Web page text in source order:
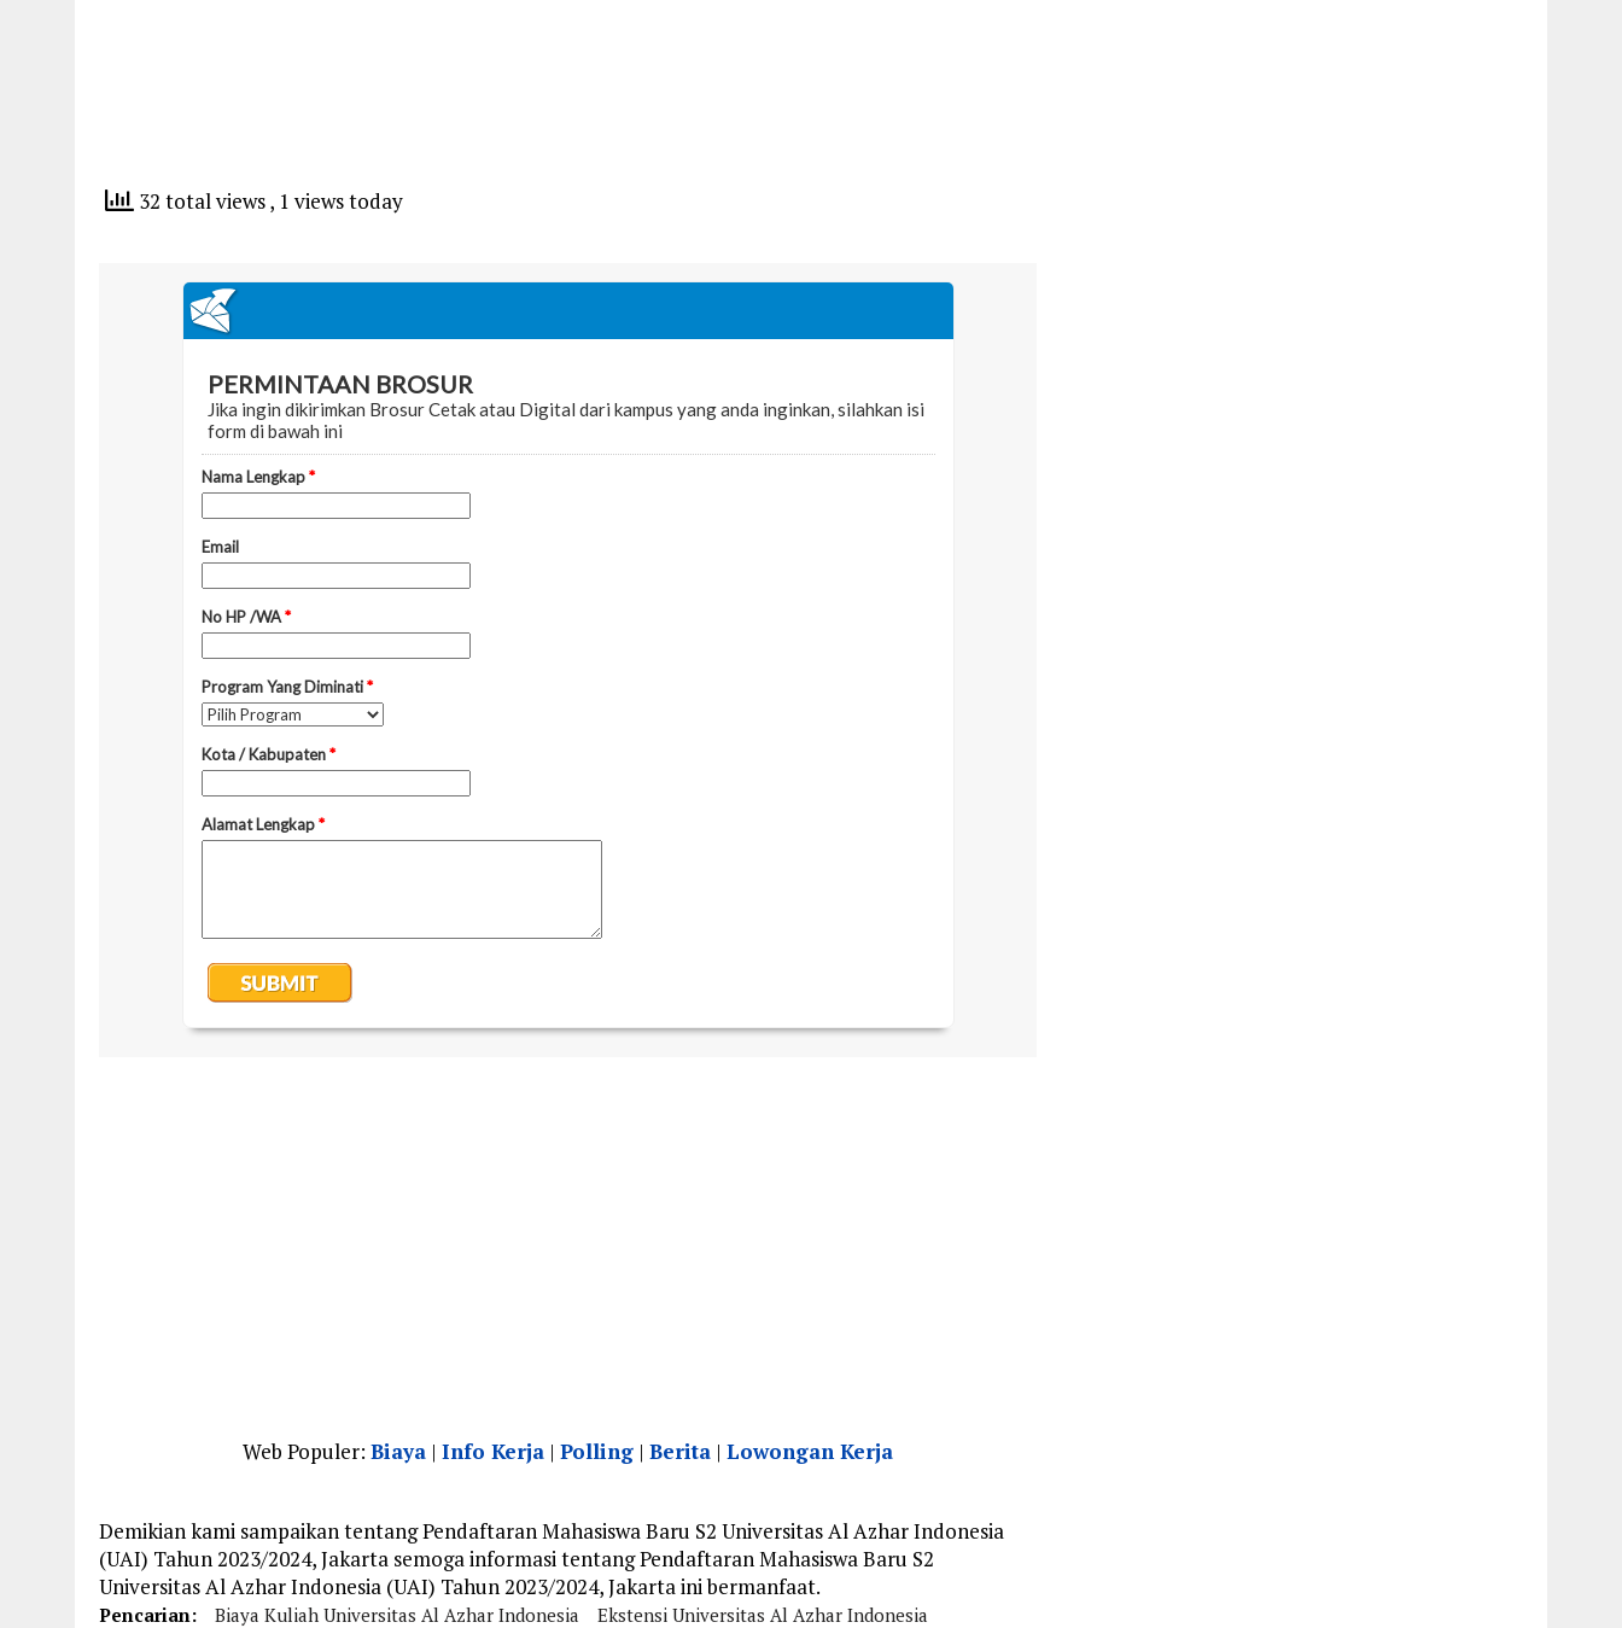
32 total views, 1 views today
Web Populer: Biaya| Info Kerja| Polling| Berita| Lowongan Kerja
Demikian kami sampaikan tentang Pendaftaran Mahasiswa Baru S2 Universitas Al Azhar Indonesia
(UAI) Tahun 2023/2024, Jakarta semoga informasi tentang Pendaftaran Mahasiswa Baru S2
Universitas Al Azhar Indonesia (UAI) Tahun 2023/2024, Jakarta ini bermanfaat.
Pencarian: Biaya Kuliah Universitas Al Azhar Indonesia Ekstensi Universitas Al Azhar Indonesia